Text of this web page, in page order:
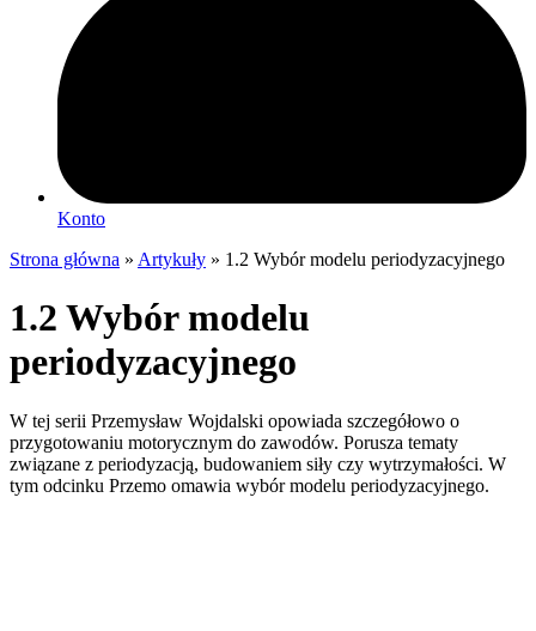
Konto
Strona główna » Artykuły » 1.2 Wybór modelu periodyzacyjnego
1.2 Wybór modelu
periodyzacyjnego
W tej serii Przemysław Wojdalski opowiada szczegółowo o
przygotowaniu motorycznym do zawodów. Porusza tematy
związane z periodyzacją, budowaniem siły czy wytrzymałości. W
tym odcinku Przemo omawia wybór modelu periodyzacyjnego.